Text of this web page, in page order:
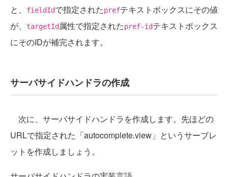
と、
fieldIdで指定されたprefテキストボックスにその値
が、
targetId 属性で指定されたpref-idテキストボックス
にそのIDが補完されます。
サーバサイドハンドラの作成
次に、サーバサイドハンドラを作成します。先ほどの
URLで指定された「autocomplete.view」というサーブレ
ットを作成しましょう。